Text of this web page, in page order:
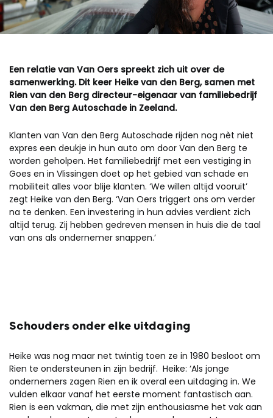
Een relatie van Van Oers spreekt zich uit over de
samenwerking. Dit keer Heike van den Berg, samen met
Rien van den Berg directeur-eigenaar van familiebedrijf
Van den Berg Autoschade in Zeeland.
Klanten van Van den Berg Autoschade rijden nog nèt niet
expres een deukje in hun auto om door Van den Berg te
worden geholpen. Het familiebedrijf met een vestiging in
Goes en in Vlissingen doet op het gebied van schade en
mobiliteit alles voor blije klanten. ‘We willen altijd vooruit’
zegt Heike van den Berg. ‘Van Oers triggert ons om verder
na te denken. Een investering in hun advies verdient zich
altijd terug. Zij hebben gedreven mensen in huis die de taal
van ons als ondernemer snappen.’
Schouders onder elke uitdaging
Heike was nog maar net twintig toen ze in 1980 besloot om
Rien te ondersteunen in zijn bedrijf. Heike: ‘Als jonge
ondernemers zagen Rien en ik overal een uitdaging in. We
vulden elkaar vanaf het eerste moment fantastisch aan.
Rien is een vakman, die met zijn enthousiasme het vak aan